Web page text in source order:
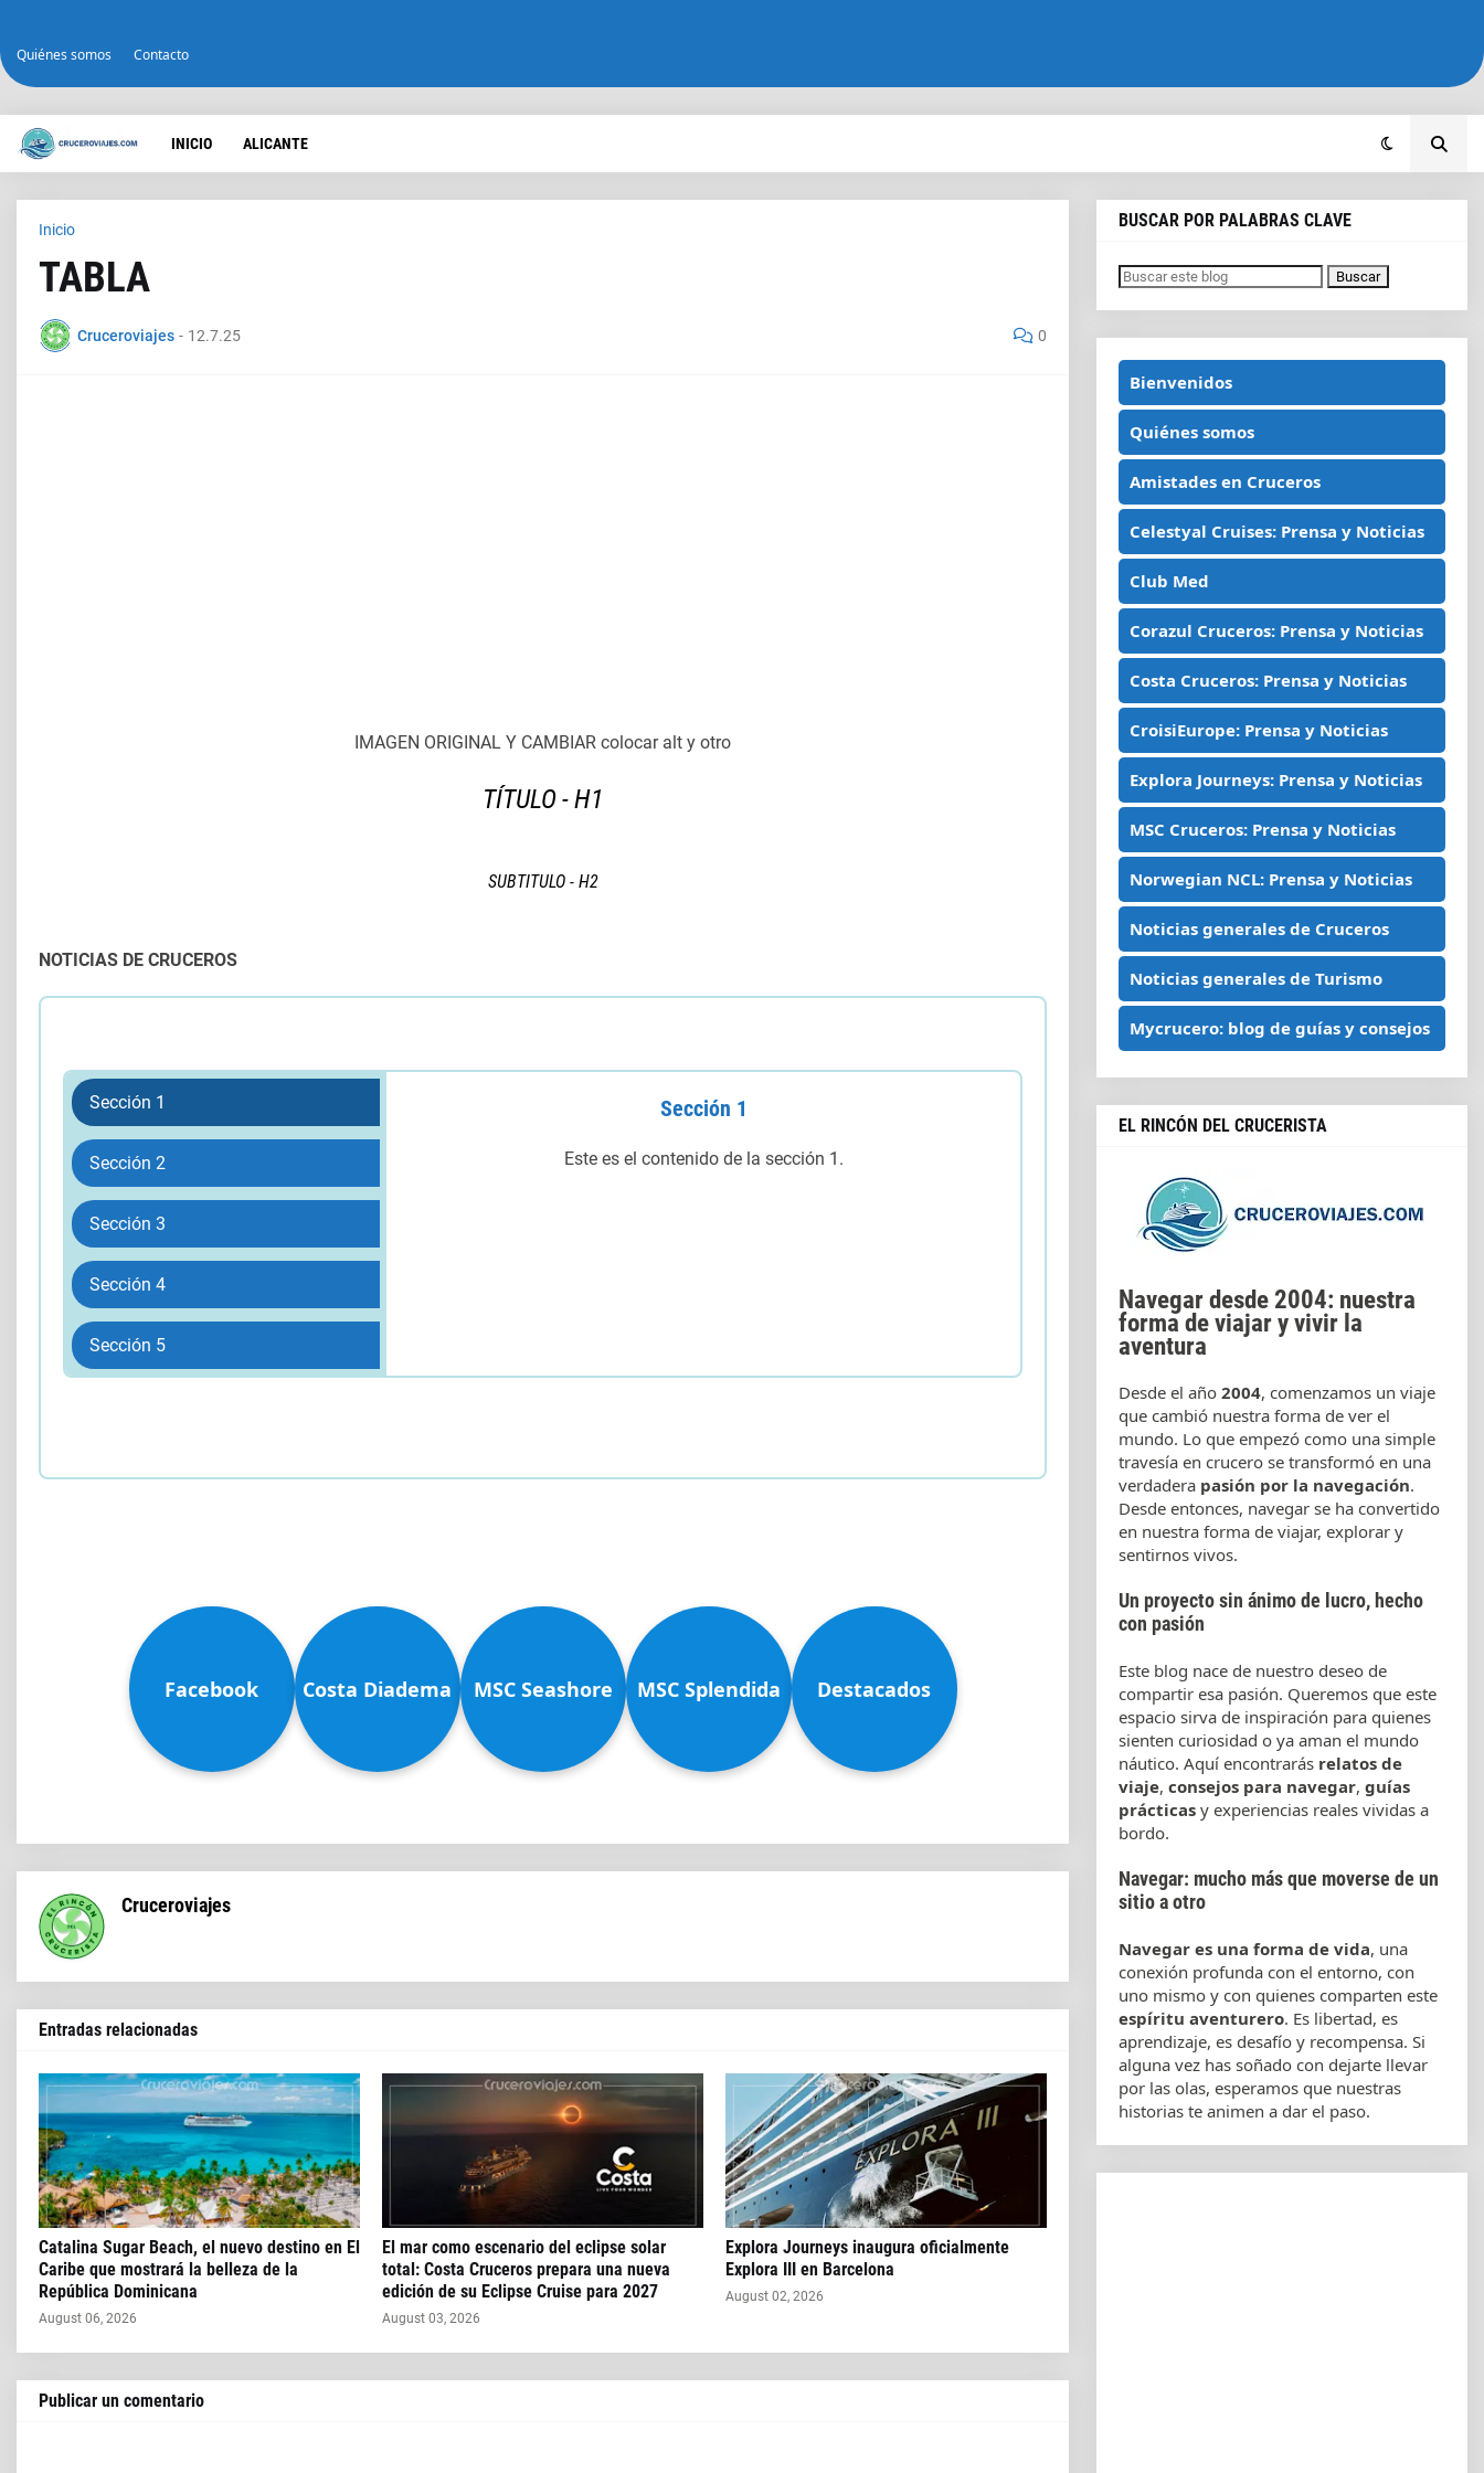
Quiénes somos Contacto
INICIO ALICANTE
Inicio
TABLA
Cruceroviajes - 12.7.25 0
IMAGEN ORIGINAL Y CAMBIAR colocar alt y otro
TÍTULO - H1
SUBTITULO - H2
NOTICIAS DE CRUCEROS
Sección 1
Sección 2
Sección 3
Sección 4
Sección 5
Sección 1
Este es el contenido de la sección 1.
Facebook Costa Diadema MSC Seashore MSC Splendida Destacados
Cruceroviajes
Entradas relacionadas
Catalina Sugar Beach, el nuevo destino en El
Caribe que mostrará la belleza de la
República Dominicana
August 06, 2026
El mar como escenario del eclipse solar
total: Costa Cruceros prepara una nueva
edición de su Eclipse Cruise para 2027
August 03, 2026
Explora Journeys inaugura oficialmente
Explora III en Barcelona
August 02, 2026
Publicar un comentario
BUSCAR POR PALABRAS CLAVE
Bienvenidos
Quiénes somos
Amistades en Cruceros
Celestyal Cruises: Prensa y Noticias
Club Med
Corazul Cruceros: Prensa y Noticias
Costa Cruceros: Prensa y Noticias
CroisiEurope: Prensa y Noticias
Explora Journeys: Prensa y Noticias
MSC Cruceros: Prensa y Noticias
Norwegian NCL: Prensa y Noticias
Noticias generales de Cruceros
Noticias generales de Turismo
Mycrucero: blog de guías y consejos
EL RINCÓN DEL CRUCERISTA
Navegar desde 2004: nuestra
forma de viajar y vivir la
aventura
Desde el año 2004, comenzamos un viaje
que cambió nuestra forma de ver el
mundo. Lo que empezó como una simple
travesía en crucero se transformó en una
verdadera pasión por la navegación.
Desde entonces, navegar se ha convertido
en nuestra forma de viajar, explorar y
sentirnos vivos.
Un proyecto sin ánimo de lucro, hecho
con pasión
Este blog nace de nuestro deseo de
compartir esa pasión. Queremos que este
espacio sirva de inspiración para quienes
sienten curiosidad o ya aman el mundo
náutico. Aquí encontrarás relatos de
viaje, consejos para navegar, guías
prácticas y experiencias reales vividas a
bordo.
Navegar: mucho más que moverse de un
sitio a otro
Navegar es una forma de vida, una
conexión profunda con el entorno, con
uno mismo y con quienes comparten este
espíritu aventurero. Es libertad, es
aprendizaje, es desafío y recompensa. Si
alguna vez has soñado con dejarte llevar
por las olas, esperamos que nuestras
historias te animen a dar el paso.